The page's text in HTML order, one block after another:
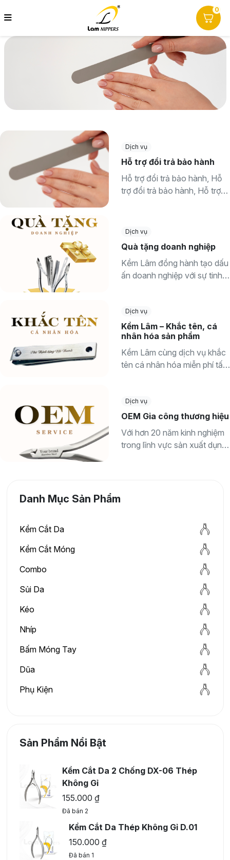
0
Dịch vụ
Hỗ trợ đổi trả bảo hành
Hỗ trợ đổi trả bảo hành, Hỗ
trợ đổi trả bảo hành, Hỗ trợ
Dịch vụ
Quà tặng doanh nghiệp
Kềm Lâm đồng hành tạo dấu
ấn doanh nghiệp với sự tinh
Dịch vụ
Kềm Lâm – Khắc tên, cá
nhân hóa sản phẩm
Kềm Lâm cùng dịch vụ khắc
tên cá nhân hóa miễn phí tất
Dịch vụ
OEM Gia công thương hiệu
Với hơn 20 năm kinh nghiệm
trong lĩnh vực sản xuất dụng
Danh Mục Sản Phẩm
Kềm Cắt Da
Kềm Cắt Móng
Combo
Sủi Da
Kéo
Nhíp
Bấm Móng Tay
Dũa
Phụ Kiện
Sản Phẩm Nổi Bật
Kềm Cắt Da 2 Chống DX-06 Thép
Không Gỉ
155.000₫
Đã bán 2
Kềm Cắt Da Thép Không Gỉ D.01
150.000 ₫
Đã bán 1